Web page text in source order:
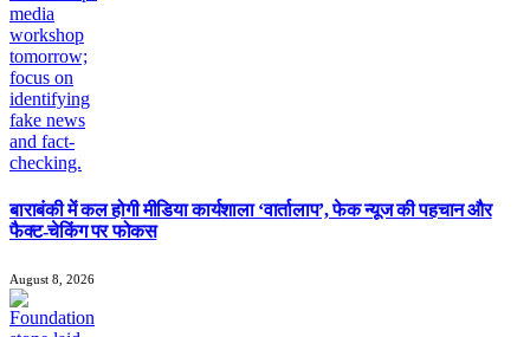
बाराबंकी में कल होगी मीडिया कार्यशाला ‘वार्तालाप’, फेक न्यूज की पहचान और
फैक्ट-चेकिंग पर फोकस
August 8, 2026